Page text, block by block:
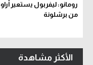
رومانو: ليفربول يستعير
من برشلونة
الأكثر مشاهدة